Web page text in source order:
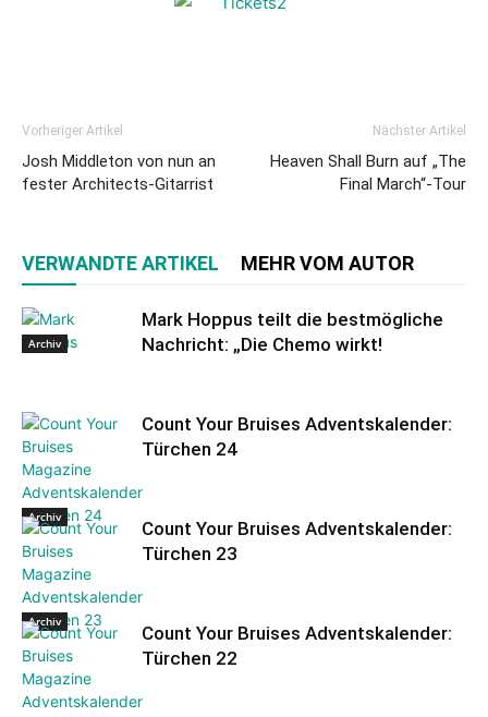
Vorheriger Artikel
Josh Middleton von nun an
fester Architects-Gitarrist
Nächster Artikel
Heaven Shall Burn auf „The
Final March“-Tour
VERWANDTE ARTIKEL MEHR VOM AUTOR
Archiv
Mark Hoppus teilt die bestmögliche
Nachricht: „Die Chemo wirkt!
Archiv
Count Your Bruises Adventskalender:
Türchen 24
Archiv
Count Your Bruises Adventskalender:
Türchen 23
Count Your Bruises Adventskalender:
Türchen 22